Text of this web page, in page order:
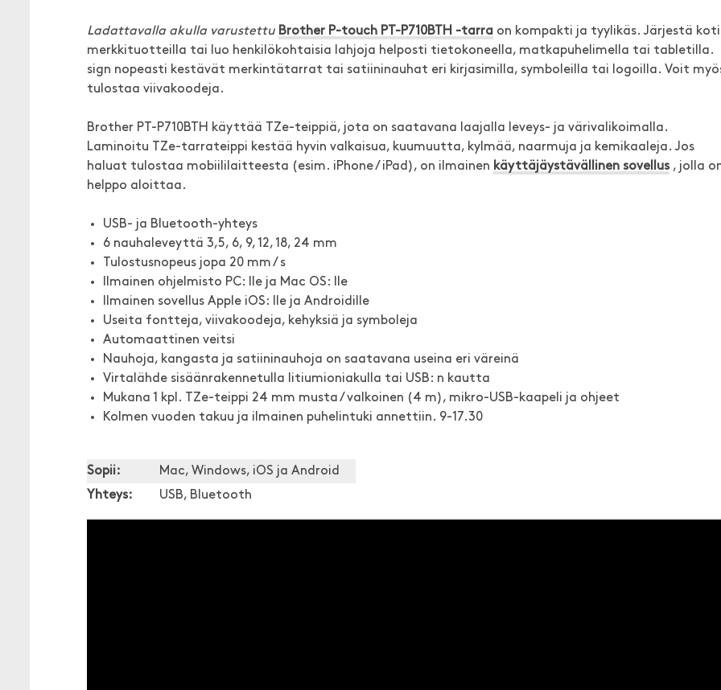
Ladattavalla akulla varustettu Brother P-touch PT-P710BTH -tarra on kompakti ja tyylikäs. Järjestä
merkkituotteilla tai luo henkilökohtaisia lahjoja helposti tietokoneella, matkapuhelimella tai tabletilla.
sign nopeasti kestävät merkintätarrat tai satiininauhat eri kirjasimilla, symboleilla tai logoilla. Voit
tulostaa viivakoodeja.
Brother PT-P710BTH käyttää TZe-teippiä, jota on saatavana laajalla leveys- ja värivalikoimalla.
Laminoitu TZe-tarrateippi kestää hyvin valkaisua, kuumuutta, kylmää, naarmuja ja kemikaaleja. Jos
haluat tulostaa mobiililaitteesta (esim. iPhone / iPad), on ilmainen käyttäjäystävällinen sovellus , jolla
helppo aloittaa.
USB- ja Bluetooth-yhteys
6 nauhaleveyttä 3,5, 6, 9, 12, 18, 24 mm
Tulostusnopeus jopa 20 mm / s
Ilmainen ohjelmisto PC: lle ja Mac OS: lle
Ilmainen sovellus Apple iOS: lle ja Androidille
Useita fontteja, viivakoodeja, kehyksiä ja symboleja
Automaattinen veitsi
Nauhoja, kangasta ja satiininauhoja on saatavana useina eri väreinä
Virtalähde sisäänrakennetulla litiumioniakulla tai USB: n kautta
Mukana 1 kpl. TZe-teippi 24 mm musta / valkoinen (4 m), mikro-USB-kaapeli ja ohjeet
Kolmen vuoden takuu ja ilmainen puhelintuki annettiin. 9-17.30
Sopii:
Mac, Windows, iOS ja Android
Yhteys:
USB, Bluetooth